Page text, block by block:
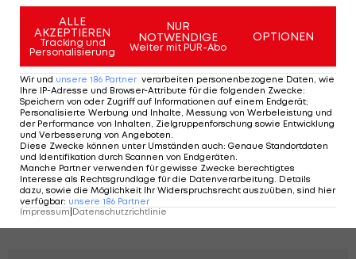
undBernardoSilva bei den Königlichen
unterschrieben.
👋 Welcome, Dumfries! 👋
pic.twitter.com/wvy5bxUeyd
— Real Madrid C.F. 🇬🇧🇺🇸
(@realmadriden)July 5, 2026
ALLE
AKZEPTIEREN
Tracking und
Personalisierung
NUR
NOTWENDIGE
Weiter mit PUR-Abo
OPTIONEN
Wir und unsere 186 Partner verarbeiten personenbezogene Daten, wie
Ihre IP-Adresse und Browser-Attribute für die folgenden Zwecke:
Speichern von oder Zugriff auf Informationen auf einem Endgerät;
Personalisierte Werbung und Inhalte, Messung von Werbeleistung und
der Performance von Inhalten, Zielgruppenforschung sowie Entwicklung
und Verbesserung von Angeboten
Diese Zwecke können unter Umständen auch: Genaue Standortdaten
und Identifikation durch Scannen von Endgeräten
Manche Partner verwenden für gewisse Zwecke berechtigtes
Interesse als Rechtsgrundlage für die Datenverarbeitung. Details
dazu, sowie die Möglichkeit Ihr Widerspruchsrecht auszuüben, sind hier
verfügbar: unsere 186 Partner
Impressum|Datenschutzrichtlinie